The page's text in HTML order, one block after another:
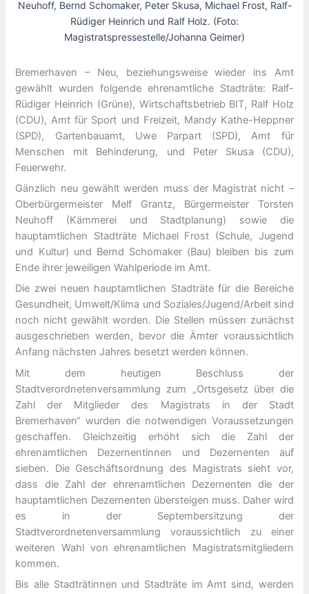
Neuhoff, Bernd Schomaker, Peter Skusa, Michael Frost, Ralf-
Rüdiger Heinrich und Ralf Holz. (Foto:
Magistratspressestelle/Johanna Geimer)
Bremerhaven – Neu, beziehungsweise wieder ins Amt
gewählt wurden folgende ehrenamtliche Stadträte: Ralf-
Rüdiger Heinrich (Grüne), Wirtschaftsbetrieb BIT, Ralf Holz
(CDU), Amt für Sport und Freizeit, Mandy Kathe-Heppner
(SPD), Gartenbauamt, Uwe Parpart (SPD), Amt für
Menschen mit Behinderung, und Peter Skusa (CDU),
Feuerwehr.
Gänzlich neu gewählt werden muss der Magistrat nicht –
Oberbürgermeister Melf Grantz, Bürgermeister Torsten
Neuhoff (Kämmerei und Stadtplanung) sowie die
hauptamtlichen Stadträte Michael Frost (Schule, Jugend
und Kultur) und Bernd Schomaker (Bau) bleiben bis zum
Ende ihrer jeweiligen Wahlperiode im Amt.
Die zwei neuen hauptamtlichen Stadträte für die Bereiche
Gesundheit, Umwelt/Klima und Soziales/Jugend/Arbeit sind
noch nicht gewählt worden. Die Stellen müssen zunächst
ausgeschrieben werden, bevor die Ämter voraussichtlich
Anfang nächsten Jahres besetzt werden können.
Mit dem heutigen Beschluss der
Stadtverordnetenversammlung zum „Ortsgesetz über die
Zahl der Mitglieder des Magistrats in der Stadt
Bremerhaven“ wurden die notwendigen Voraussetzungen
geschaffen. Gleichzeitig erhöht sich die Zahl der
ehrenamtlichen Dezernentinnen und Dezernenten auf
sieben. Die Geschäftsordnung des Magistrats sieht vor,
dass die Zahl der ehrenamtlichen Dezernenten die der
hauptamtlichen Dezernenten übersteigen muss. Daher wird
es in der Septembersitzung der
Stadtverordnetenversammlung voraussichtlich zu einer
weiteren Wahl von ehrenamtlichen Magistratsmitgliedern
kommen.
Bis alle Stadträtinnen und Stadträte im Amt sind, werden